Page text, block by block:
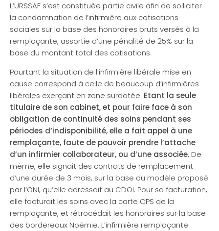
L’URSSAF s’est constituée partie civile afin de solliciter
la condamnation de l’infirmière aux cotisations
sociales sur la base des honoraires bruts versés à la
remplaçante, assortie d’une pénalité de 25% sur la
base du montant total des cotisations.
Pourtant la situation de l’infirmière libérale mise en
cause correspond à celle de beaucoup d’infirmières
libérales exerçant en zone surdotée. Etant la seule
titulaire de son cabinet, et pour faire face à son
obligation de continuité des soins pendant ses
périodes d’indisponibilité, elle a fait appel à une
remplaçante, faute de pouvoir prendre l’attache
d’un infirmier collaborateur, ou d’une associée.De
même, elle signait des contrats de remplacement
d’une durée de 3 mois, sur la base du modèle proposé
par l’ONI, qu’elle adressait au CDOI. Pour sa facturation,
elle facturait les soins avec la carte CPS de la
remplaçante, et rétrocédait les honoraires sur la base
des bordereaux Noémie. L’infirmière remplaçante